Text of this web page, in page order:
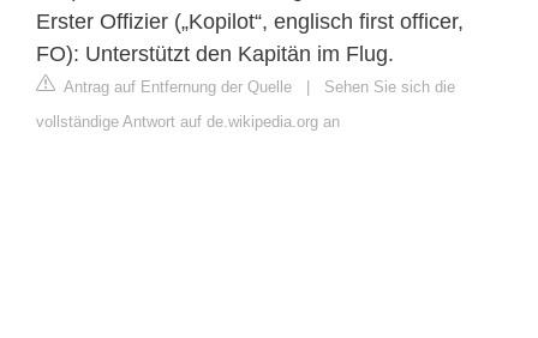
Erster Offizier („Kopilot“, englisch first officer,
FO): Unterstützt den Kapitän im Flug.
Antrag auf Entfernung der Quelle | Sehen Sie sich die
vollständige Antwort auf de.wikipedia.org an